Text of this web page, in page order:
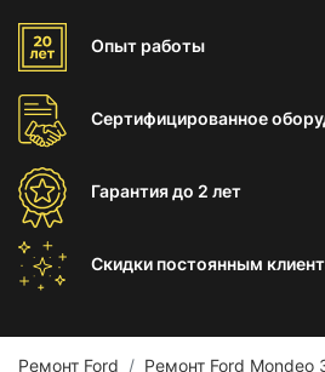
Опыт работы
Сертифицированное
Гарантиядо 2 лет
Скидки постоянным
Ремонт Ford
Ремонт Ford Mondeo